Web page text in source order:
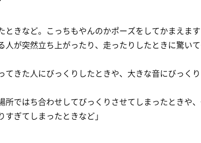
ときなど。こっちもやんのかポーズをしてかまえます
人が突然立ち上がったり、走ったりしたときに驚い
てきた人にびっくりしたときや、大きな音にびっく
所ではち合わせしてびっくりさせてしまったときや
すぎてしまったときなど」